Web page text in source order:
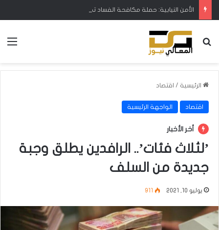
بحث عن
الرئيسية / اقتصاد
اقتصاد الواجهة الرئيسية
أخر الأخبار
’لثلاث فئات’.. الرافدين يطلق وجبة
جديدة من السلف
يوليو 10, 2021 911